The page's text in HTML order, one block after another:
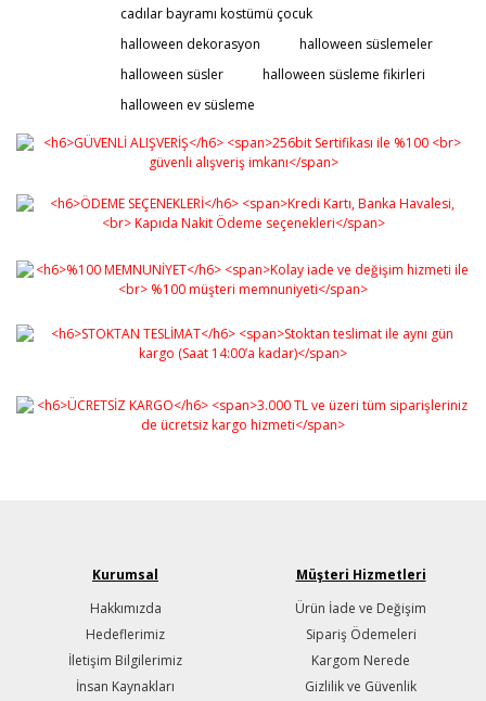
Ürün resmi kalitesiz, bozuk veya görüntülenemiyor.
Ürün açıklamasında eksik bilgiler bulunuyor.
Ürün bilgilerinde hatalar bulunuyor.
Ürün fiyatı diğer sitelerden daha pahalı.
Gönder
cadılar bayramı kostümü çocuk
halloween dekorasyon
halloween süslemeler
halloween süsler
halloween süsleme fikirleri
halloween ev süsleme
Kurumsal
Hakkımızda
Hedeflerimiz
İletişim Bilgilerimiz
İnsan Kaynakları
Müşteri Hizmetleri
Ürün İade ve Değişim
Sipariş Ödemeleri
Kargom Nerede
Gizlilik ve Güvenlik